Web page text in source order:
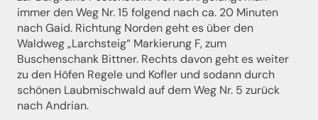
immer den Weg Nr. 15 folgend nach ca. 20 Minuten
nach Gaid. Richtung Norden geht es über den
Waldweg „Larchsteig“ Markierung F, zum
Buschenschank Bittner. Rechts davon geht es weiter
zu den Höfen Regele und Kofler und sodann durch
schönen Laubmischwald auf dem Weg Nr. 5 zurück
nach Andrian.Jenesien-Newsletter